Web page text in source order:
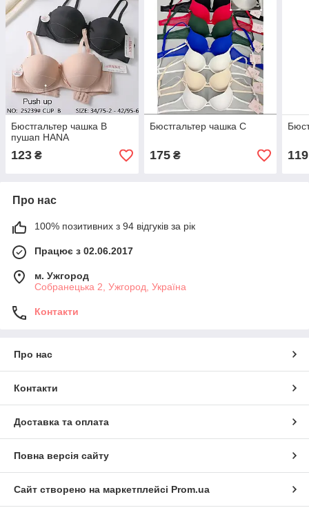
Бюстгальтер чашка В
пушап HANA
123 ₴
Бюстгальтер чашка С
175₴ 119
Про нас
100% позитивних з 94 відгуків за рік
Працює з 02.06.2017
м. Ужгород
Собранецька 2, Ужгород, Україна
Контакти
Про нас
Контакти
Доставка та оплата
Повна версія сайту
Сайт створено на маркетплейсі Prom.ua